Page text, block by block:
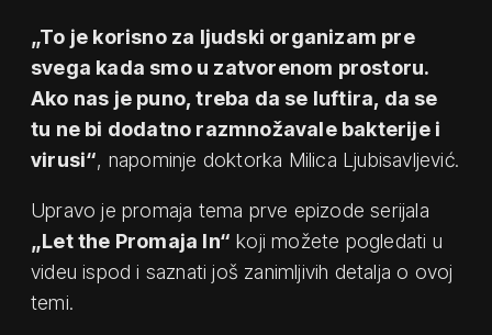
„To je korisno za ljudski organizam pre
svega kada smo u zatvorenom prostoru.
Ako nas je puno, treba da se luftira, da se
tu ne bi dodatno razmnožavale bakterije i
virusi“, napominje doktorka Milica Ljubisavljević.
Upravo je promaja tema prve epizode serijala
„Let the Promaja In“ koji možete pogledati u
videu ispod i saznati još zanimljivih detalja o ovoj
temi.